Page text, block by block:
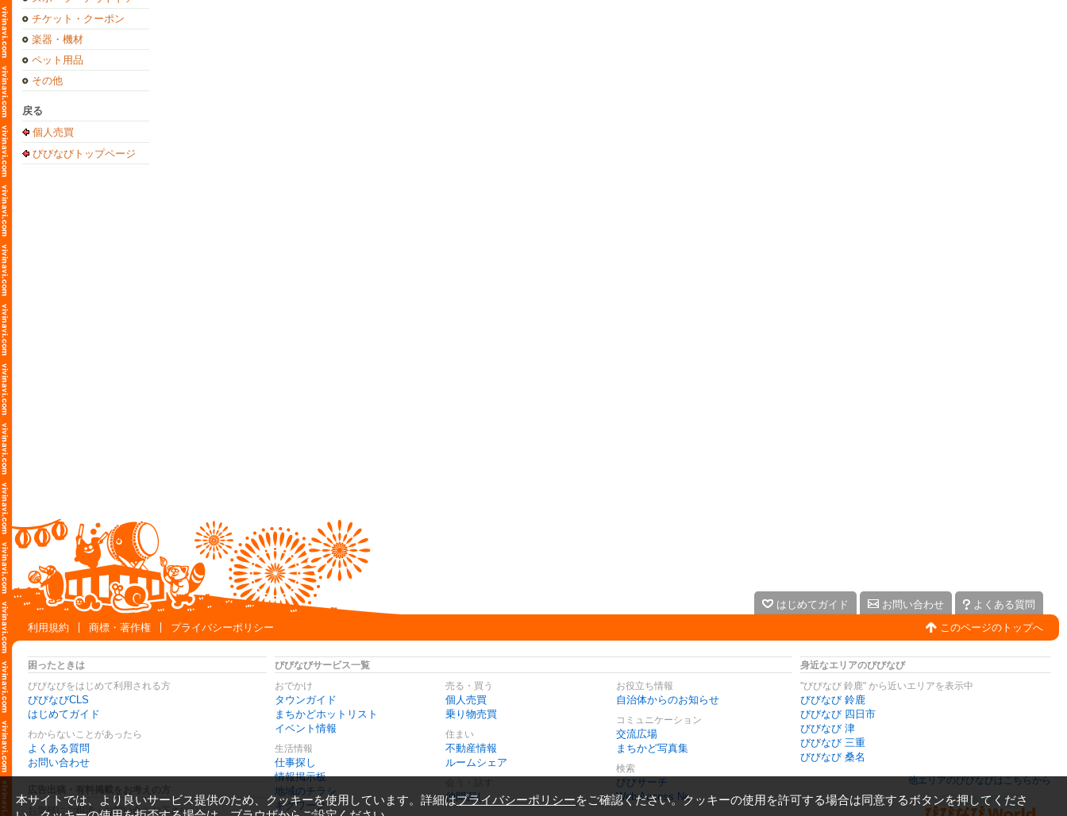
チケット・クーポン
楽器・機材
ペット用品
その他
戻る
個人売買
びびなびトップページ
はじめてガイド お問い合わせ
よくある質問
利用規約
商標・著作権 プライバシーポリシー このページのトップへ
困ったときは
びびなびをはじめて利用される方
びびなびCLS
はじめてガイド
わからないことがあったら
よくある質問
お問い合わせ
お気軽にご相談・お問い合わせ下さい
びびなびサービス一覧
おでかけ
タウンガイド
まちかどホットリスト
イベント情報
生活情報
仕事探し
情報掲示板
地域のチラシ
ギグワーク
売る・買う
個人売買
乗り物売買
住まい
不動産情報
ルームシェア
仲間探し
お役立ち情報
自治体からのお知らせ
コミュニケーション
交流広場
まちかど写真集
検索
びびサーチ
Web Access No.
身近なエリアのびびなび
"びびなび 鈴鹿" から近いエリアを表示中
びびなび 鈴鹿
びびなび 四日市
びびなび 津
びびなび 三重
びびなび 桑名
他エリアのびびなびはこちらから
本サイトでは、より良いサービス提供のため、クッキーを使用しています。詳細はプライバシーポリシーをご確認ください。クッキーの使用を許可する場合は同意するボタンを押してくださ